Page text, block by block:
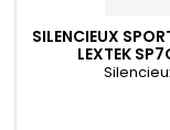
SILENCIEUX
LEXTEK